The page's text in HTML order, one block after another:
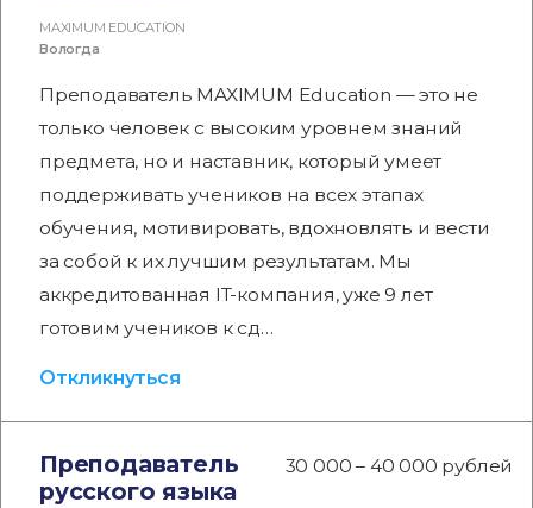
MAXIMUM EDUCATION
Вологда
Преподаватель MAXIMUM Education — это не
только человек с высоким уровнем знаний
предмета, но и наставник, который умеет
поддерживать учеников на всех этапах
обучения, мотивировать, вдохновлять и вести
за собой к их лучшим результатам. Мы
аккредитованная IT-компания, уже 9 лет
готовим учеников к сд…
Откликнуться
Преподаватель
русского языка
30 000 – 40 000 рублей